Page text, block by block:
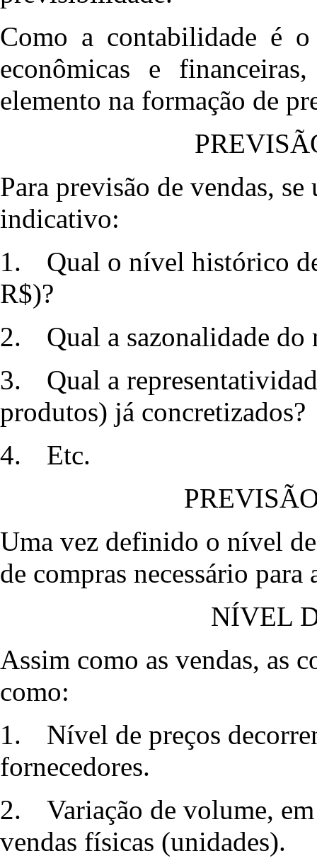
Como a contabilidade é
econômicas e
elemento na formação de
Para previsão de vendas,
indicativo:
1.
Qual o nível histórico
R$)?
2.
Qual a sazonalidade do
3.
Qual a
produtos) já concretizados?
4.
Etc.
Uma vez definido o nível
de compras necessário
NÍVEL
Assim como as vendas, as
como:
1.
Nível de preços
fornecedores.
2.
Variação de volume,
vendas físicas (unidades).